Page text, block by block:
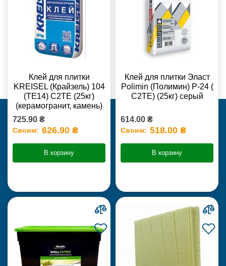
Клей для плитки
KREISEL (Крайзель) 104
(ТЕ14) С2TE (25кг)
(керамогранит, камень)
725.90 ₴
Своим: 626.90 ₴
В корзину
Клей для плитки Эласт
Polimin (Полимин) Р-24 (
С2ТЕ) (25кг) серый
614.00 ₴
Своим: 518.00 ₴
В корзину